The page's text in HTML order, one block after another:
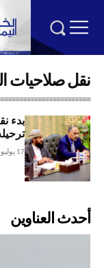
نقل صلاحيات
بدء
17 يوليو، 2023
أحدث العناوين